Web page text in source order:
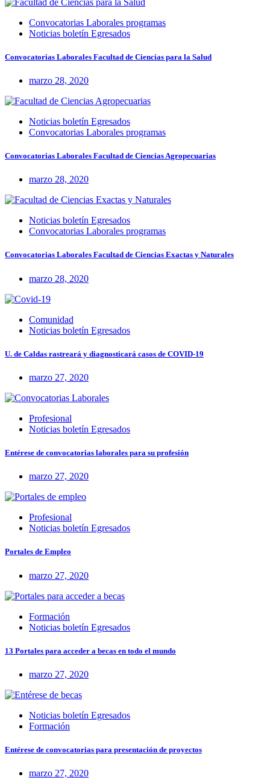
Convocatorias Laborales programas
Noticias boletín Egresados
Convocatorias Laborales Facultad de Ciencias para la Salud
marzo 28, 2020
Noticias boletín Egresados
Convocatorias Laborales programas
Convocatorias Laborales Facultad de Ciencias Agropecuarias
marzo 28, 2020
Noticias boletín Egresados
Convocatorias Laborales programas
Convocatorias Laborales Facultad de Ciencias Exactas y Naturales
marzo 28, 2020
Comunidad
Noticias boletín Egresados
U. de Caldas rastreará y diagnosticará casos de COVID-19
marzo 27, 2020
Profesional
Noticias boletín Egresados
Entérese de convocatorias laborales para su profesión
marzo 27, 2020
Profesional
Noticias boletín Egresados
Portales de Empleo
marzo 27, 2020
Formación
Noticias boletín Egresados
13 Portales para acceder a becas en todo el mundo
marzo 27, 2020
Noticias boletín Egresados
Formación
Entérese de convocatorias para presentación de proyectos
marzo 27, 2020